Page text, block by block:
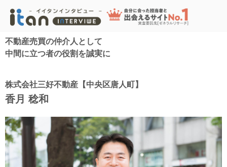
不動産売買の仲介人として
中間に立つ者の役割を誠実に
株式会社三好不動産【中央区唐人町】
香月 稔和